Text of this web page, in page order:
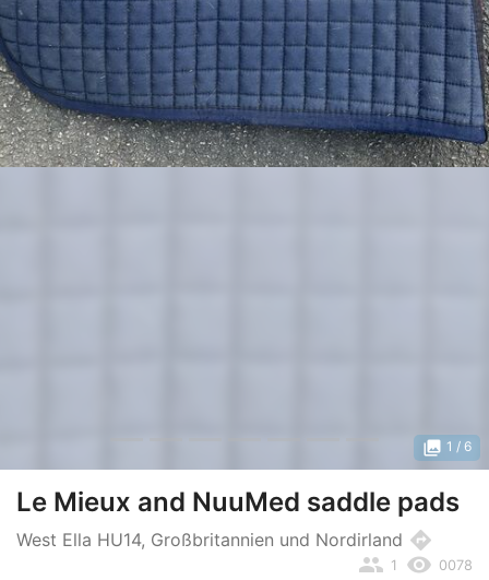
photo_library 1 / 6
Le Mieux and NuuMed saddle pads
West Ella HU14, Großbritannien und Nordirland directions
remove_red_eye 0078
people 1